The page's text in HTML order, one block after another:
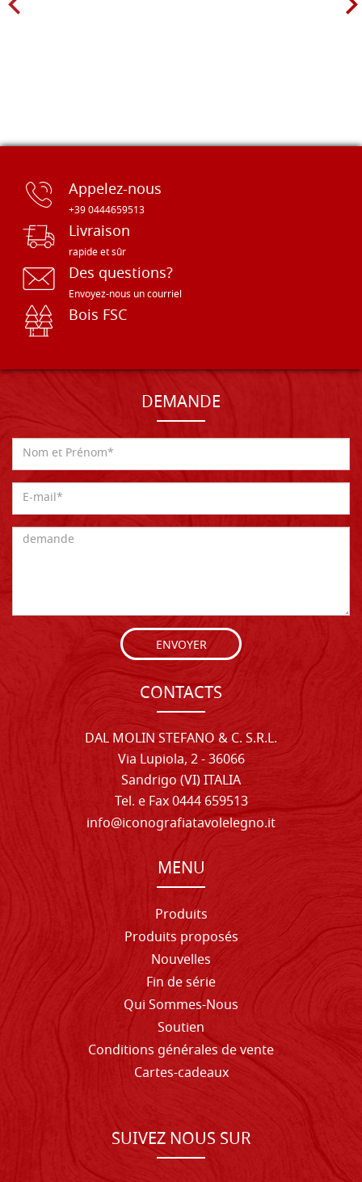
Appelez-nous
+39 0444659513
Livraison
rapide et sûr
Des questions?
Envoyez-nous un courriel
Bois FSC
DEMANDE
ENVOYER
CONTACTS
DAL MOLIN STEFANO & C. S.R.L.
Via Lupiola, 2 - 36066
Sandrigo (VI) ITALIA
Tel. e Fax 0444 659513
info@iconografiatavolelegno.it
MENU
Produits
Produits proposés
Nouvelles
Fin de série
Qui Sommes-Nous
Soutien
Conditions générales de vente
Cartes-cadeaux
SUIVEZ NOUS SUR